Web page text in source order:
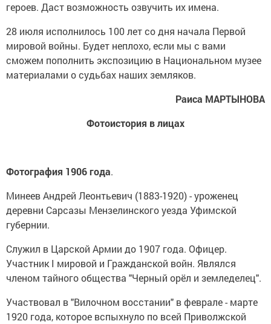
героев. Даст возможность озвучить их имена.
28 июля исполнилось 100 лет со дня начала Первой
мировой войны. Будет неплохо, если мы с вами
сможем пополнить экспозицию в Национальном музее
материалами о судьбах наших земляков.
Раиса МАРТЫНОВА
Фотоистория в лицах
Фотография 1906 года.
Минеев Андрей Леонтьевич (1883-1920) - уроженец
деревни Сарсазы Мензелинского уезда Уфимской
губернии.
Служил в Царской Армии до 1907 года. Офицер.
Участник I мировой и Гражданской войн. Являлся
членом тайного общества "Черный орёл и земледелец".
Участвовал в "Вилочном восстании" в феврале - марте
1920 года, которое вспыхнуло по всей Приволжской